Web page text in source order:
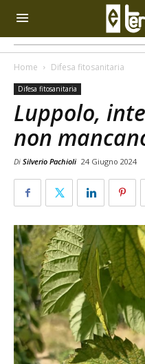
Home Difesa fitosanitaria
Difesa fitosanitaria
Luppolo,
non
Di Silverio Pachioli 24 Giugno 2024